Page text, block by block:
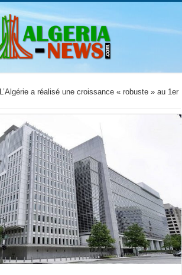
L’Algérie a réalisé une croissance « robuste » au 1er